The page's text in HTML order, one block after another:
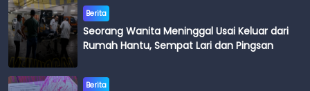
Berita
Seorang Wanita Meninggal Usai Keluar dari
Rumah Hantu, Sempat Lari dan Pingsan
Berita